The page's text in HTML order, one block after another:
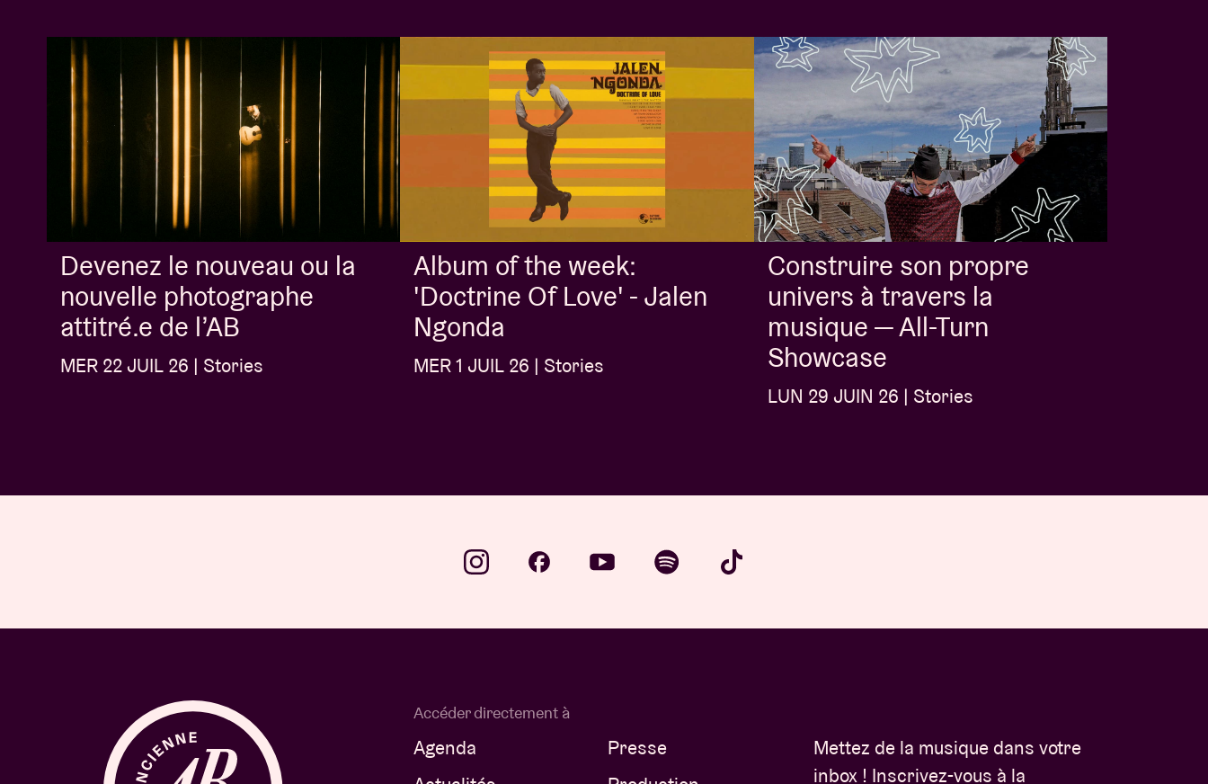
Devenez le nouveau ou la
nouvelle photographe
attitré.e de l’AB
MER 22 JUIL 26 | Stories
Album of the week:
'Doctrine Of Love' - Jalen
Ngonda
MER 1 JUIL 26 | Stories
Construire son propre
univers à travers la
musique — All-Turn
Showcase
LUN 29 JUIN 26 | Stories
Accéder directement à
Agenda
Presse
Mettez de la musique dans votre
inbox ! Inscrivez-vous à la